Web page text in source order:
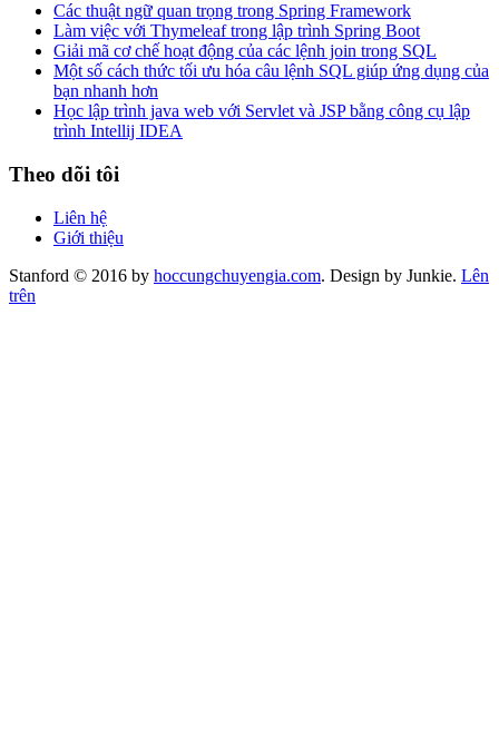
Các thuật ngữ quan trọng trong Spring Framework
Làm việc với Thymeleaf trong lập trình Spring Boot
Giải mã cơ chế hoạt động của các lệnh join trong SQL
Một số cách thức tối ưu hóa câu lệnh SQL giúp ứng dụng của
bạn nhanh hơn
Học lập trình java web với Servlet và JSP bằng công cụ lập
trình Intellij IDEA
Theo dõi tôi
Liên hệ
Giới thiệu
Stanford © 2016 by hoccungchuyengia.com. Design by Junkie. Lên
trên